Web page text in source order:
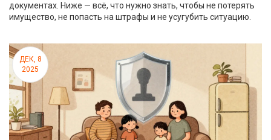
документах. Ниже — всё, что нужно знать, чтобы не потерять
имущество, не попасть на штрафы и не усугубить ситуацию.
ДЕК, 8
2025